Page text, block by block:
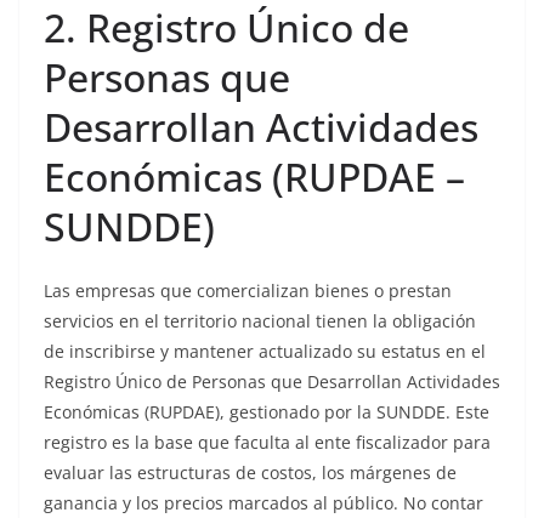
2. Registro Único de
Personas que
Desarrollan Actividades
Económicas (RUPDAE –
SUNDDE)
Las empresas que comercializan bienes o prestan
servicios en el territorio nacional tienen la obligación
de inscribirse y mantener actualizado su estatus en el
Registro Único de Personas que Desarrollan Actividades
Económicas (RUPDAE), gestionado por la SUNDDE. Este
registro es la base que faculta al ente fiscalizador para
evaluar las estructuras de costos, los márgenes de
ganancia y los precios marcados al público. No contar